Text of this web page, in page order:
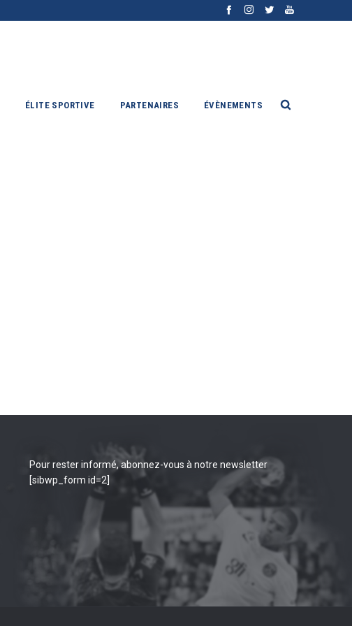
ÉLITE SPORTIVE PARTENAIRES ÉVÈNEMENTS
Pour rester informé, abonnez-vous à notre newsletter
[sibwp_form id=2]